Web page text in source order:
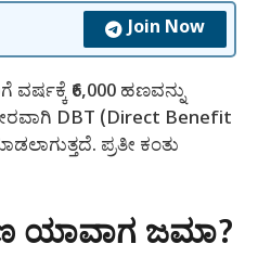
Join Now
₹6,000 ಹಣವನ್ನು
DBT (Direct Benefit
ಪ್ರತೀ ಕಂತು
ಯಾವಾಗ ಜಮಾ?